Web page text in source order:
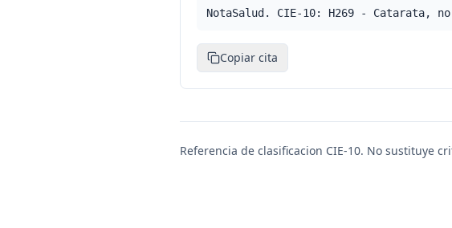
NotaSalud. CIE-10: H269 - Catarata,
Copiar cita
Referencia de clasificacion CIE-10. No sustituye